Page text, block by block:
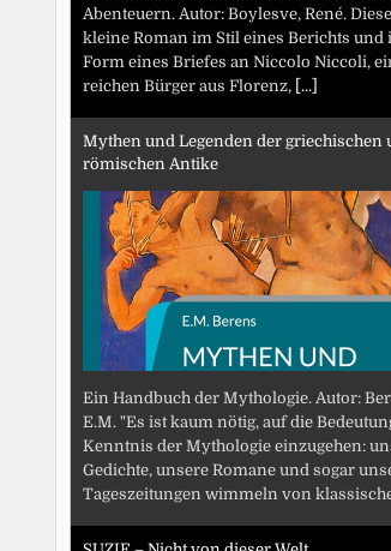
Abenteuern. Autor: Boylesve, René.
kleine Roman im Stil eines Berichts und
Form eines Briefes an Niccolo Niccoli,
reichen Bürger aus Florenz, [...]
Mythen und Legenden der griechischen
römischen Antike
Ein Handbuch der Mythologie. Autor:
E.M. "Es ist kaum nötig, auf die
Kenntnis der Mythologie einzugehen:
Gedichte, unsere Romane und sogar
Tageszeitungen wimmeln von